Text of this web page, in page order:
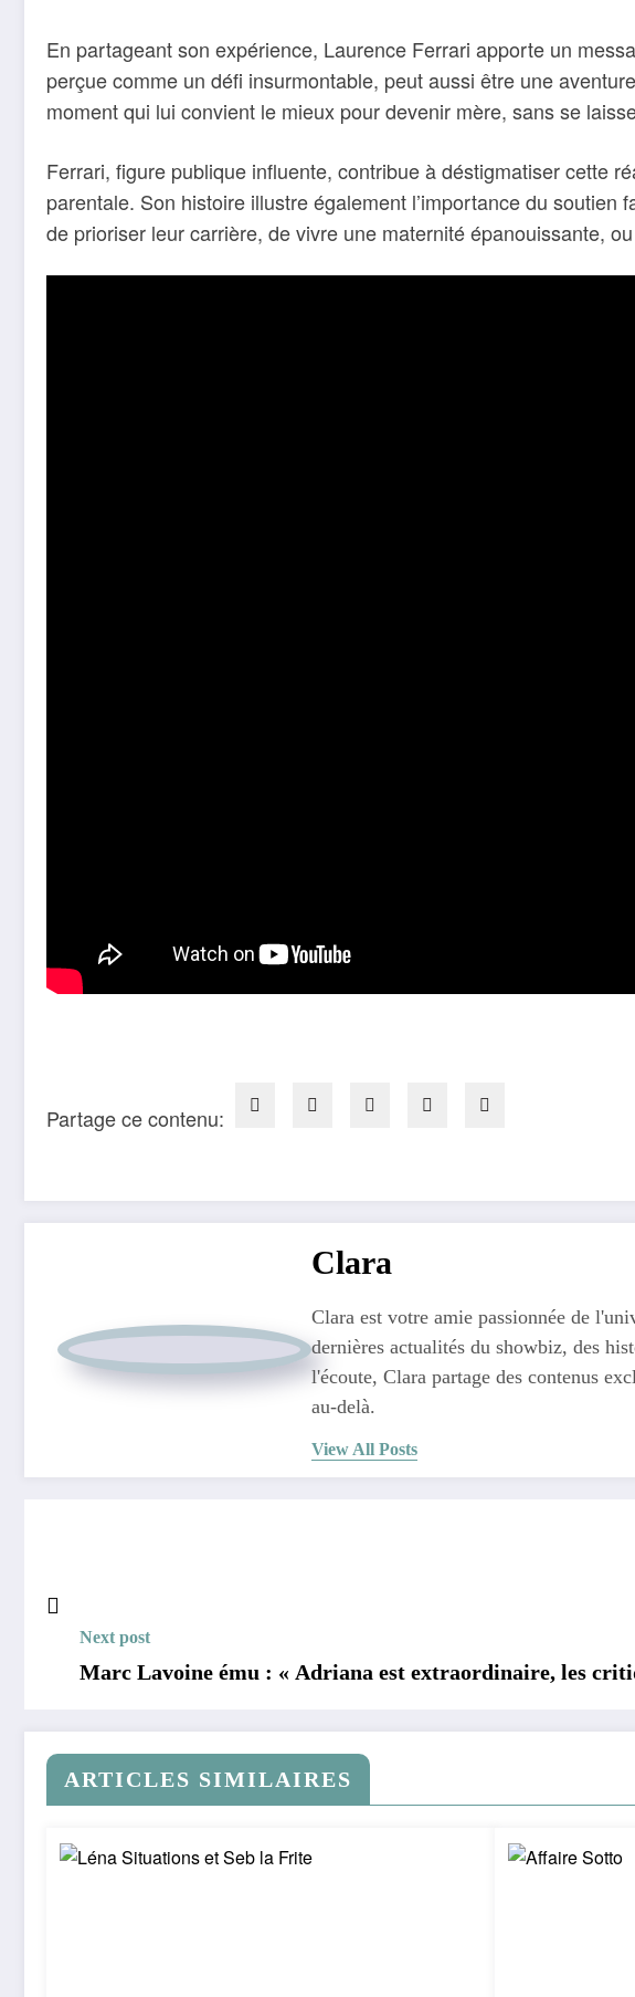
En partageant son expérience, Laurence Ferrari apporte un
perçue comme un défi insurmontable, peut aussi être une
moment qui lui convient le mieux pour devenir mère, sans se
Ferrari, figure publique influente, contribue à déstigmatiser cette
parentale. Son histoire illustre également l’importance du soutien
de prioriser leur carrière, de vivre une maternité épanouissante,
Partage ce contenu:
Clara
Clara est votre amie passionnée de
dernières actualités du showbiz, des
l'écoute, Clara partage des contenus
au-delà.
View All Posts
Next post
Marc Lavoine ému : « Adriana est extraordinaire, les
ARTICLES SIMILAIRES